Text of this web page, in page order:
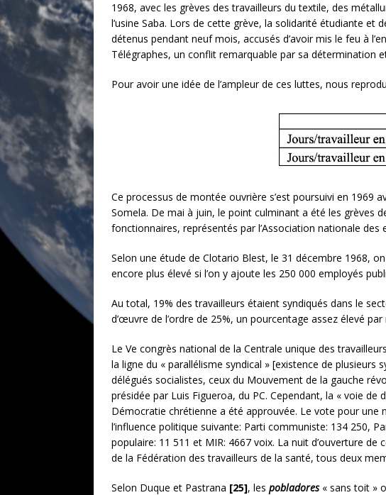
1968, avec les grèves des travailleurs du textile, des
l’usine Saba. Lors de cette grève, la solidarité étudiante et
détenus pendant neuf mois, accusés d’avoir mis le feu à
Télégraphes, un conflit remarquable par sa détermination
Pour avoir une idée de l’ampleur de ces luttes, nous
Ce processus de montée ouvrière s’est poursuivi en 1969
Somela. De mai à juin, le point culminant a été les grèves
fonctionnaires, représentés par l’Association nationale
Selon une étude de Clotario Blest, le 31 décembre 1968,
encore plus élevé si l’on y ajoute les 250 000 employés
Au total, 19% des travailleurs étaient syndiqués dans le
d’œuvre de l’ordre de 25%, un pourcentage assez élevé
Le Ve congrès national de la Centrale unique des
la ligne du « parallélisme syndical » [existence de
délégués socialistes, ceux du Mouvement de la gauche
présidée par Luis Figueroa, du PC. Cependant, la « voie
Démocratie chrétienne a été approuvée. Le vote pour
l’influence politique suivante: Parti communiste: 134 250,
populaire: 11 511 et MIR: 4667 voix. La nuit d’ouverture
de la Fédération des travailleurs de la santé, tous deux
Selon Duque et Pastrana [25], les pobladores « sans toit »